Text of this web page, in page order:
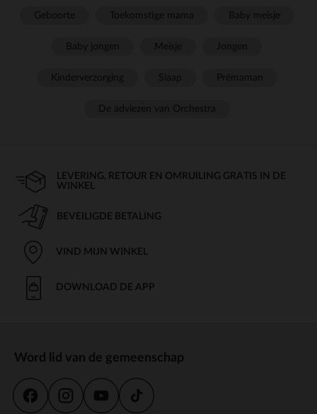
LEVERING, RETOUR EN OMRUILING GRATIS IN DE
WINKEL
BEVEILIGDE BETALING
VIND MIJN WINKEL
DOWNLOAD DE APP
Word lid van de gemeenschap